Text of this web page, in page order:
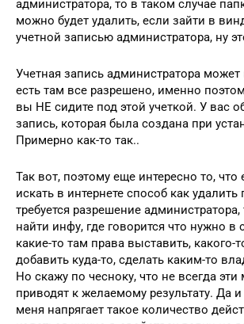
администратора, то в таком случае
можно будет удалить, если зайти в
учетной записью администратора, ну
Учетная запись администратора может
есть там все разрешено, именно
вы НЕ сидите под этой учеткой. У вас
запись, которая была создана при
Примерно как-то так..
Так вот, поэтому еще интересно то, что
искать в интернете способ как удалить
требуется разрешение
найти инфу, где говорится что нужно в
какие-то там права выставить, какого-
добавить куда-то, сделать каким-то
Но скажу по чесноку, что не всегда
приводят к желаемому результату. Да и
меня напрягает такое количество